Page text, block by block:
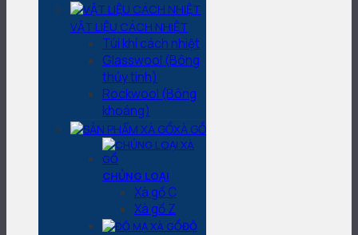
VẬT LIỆU CÁCH NHIỆT
Túi khí cách nhiệt
Glasswool (Bông
thủy tinh)
Rockwool (Bông
khoáng)
XÀ GỒ
CHỦNG LOẠI
Xà gồ C
Xà gồ Z
ĐỘ